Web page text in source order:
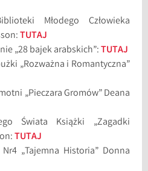
Młodego Człowieka
TUTAJ
„28 bajek arabskich”:TUTAJ
„Rozważna i Romantyczna”
„Pieczara Gromów” Deana
Świata Książki „Zagadki
TUTAJ
„Tajemna Historia” Donna